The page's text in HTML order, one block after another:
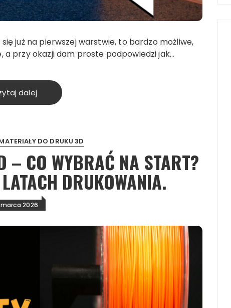
już na pierwszej warstwie, to bardzo możliwe,
a przy okazji dam proste podpowiedzi jak…
dalej
DO DRUKU 3D
– CO WYBRAĆ NA START?
DRUKOWANIA.
2026